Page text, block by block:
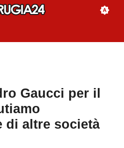
Gaucci per il
di altre società